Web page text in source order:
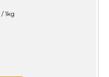
1kg